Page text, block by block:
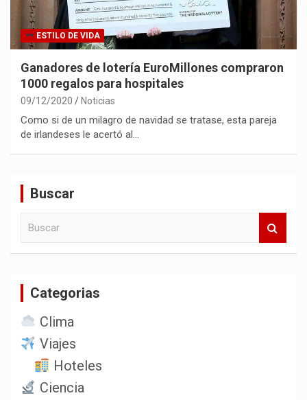
ESTILO DE VIDA
Ganadores de lotería EuroMillones compraron
1000 regalos para hospitales
09/12/2020 Noticias
Como si de un milagro de navidad se tratase, esta pareja
de irlandeses le acertó al…
Buscar
Categorias
Clima
Viajes
Hoteles
Ciencia